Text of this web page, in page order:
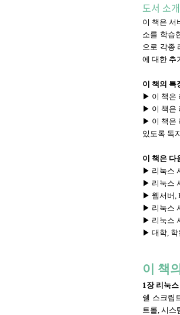
도서 소개
이 책은 서
소를 학습
으로 각종
에 대한 추
이 책의 특
▶ 이 책은
▶ 이 책은
▶ 이 책은
있도록 독
이 책은 다
▶ 리눅스
▶ 리눅스
▶ 웹서버,
▶ 리눅스
▶ 리눅스
▶ 대학, 학
이 책
1장 리눅
쉘 스크립
트롤, 시스